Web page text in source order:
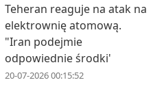
Teheran reaguje na atak na
elektrownię atomową.
"Iran podejmie
odpowiednie środki'
20-07-2026 00:15:52